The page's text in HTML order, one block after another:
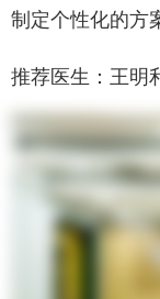
制定个性化的方
推荐医生：王明